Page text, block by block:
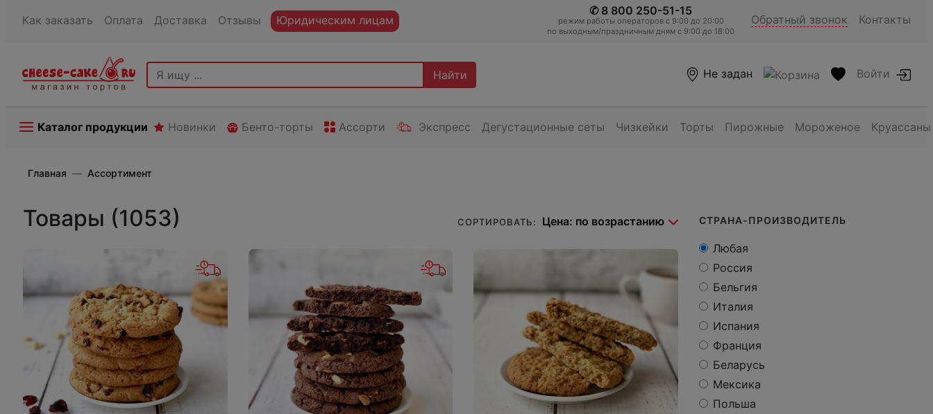
Как заказать Оплата Доставка Отзывы Юридическим лицам
✆ 8 800 250-51-15
режим работы операторов c 9:00 до 20:00
по выходным/праздничным дням с 9:00 до 18:00
Обратный звонок Контакты
Найти Не задан Войти
Каталог продукции Новинки Бенто-торты Ассорти Экспресс Дегустационные сеты Чизкейки Торты Пирожные Мороженое Круассаны
Главная Ассортимент
Товары (1053) СОРТИРОВАТЬ: СТРАНА-ПРОИЗВОДИТЕЛЬ
Любая
Россия
Бельгия
Италия
Испания
Франция
Беларусь
Мексика
Польша